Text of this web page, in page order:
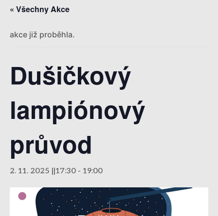
« Všechny Akce
akce již proběhla.
Dušičkový
lampiónový
průvod
2. 11. 2025 ||17:30 - 19:00